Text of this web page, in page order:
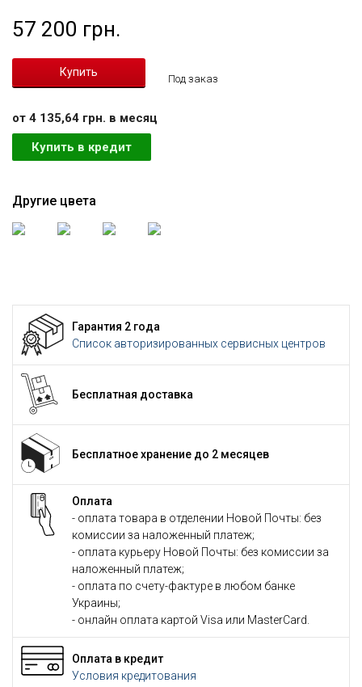
57 200 грн.
Под заказ
от 4 135,64 грн. в месяц
Купить в кредит
Другие цвета
Гарантия 2 года
Список авторизированных сервисных центров
Бесплатная доставка
Бесплатное хранение до 2 месяцев
Оплата
- оплата товара в отделении Новой Почты: без
комиссии за наложенный платеж;
- оплата курьеру Новой Почты: без комиссии за
наложенный платеж;
- оплата по счету-фактуре в любом банке
Украины;
- онлайн оплата картой Visa или MasterCard.
Оплата в кредит
Условия кредитования